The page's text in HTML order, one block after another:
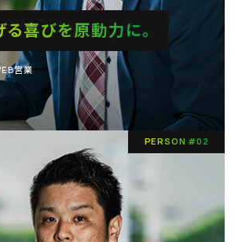
る喜びを原動力に。
営業
PERSON #02